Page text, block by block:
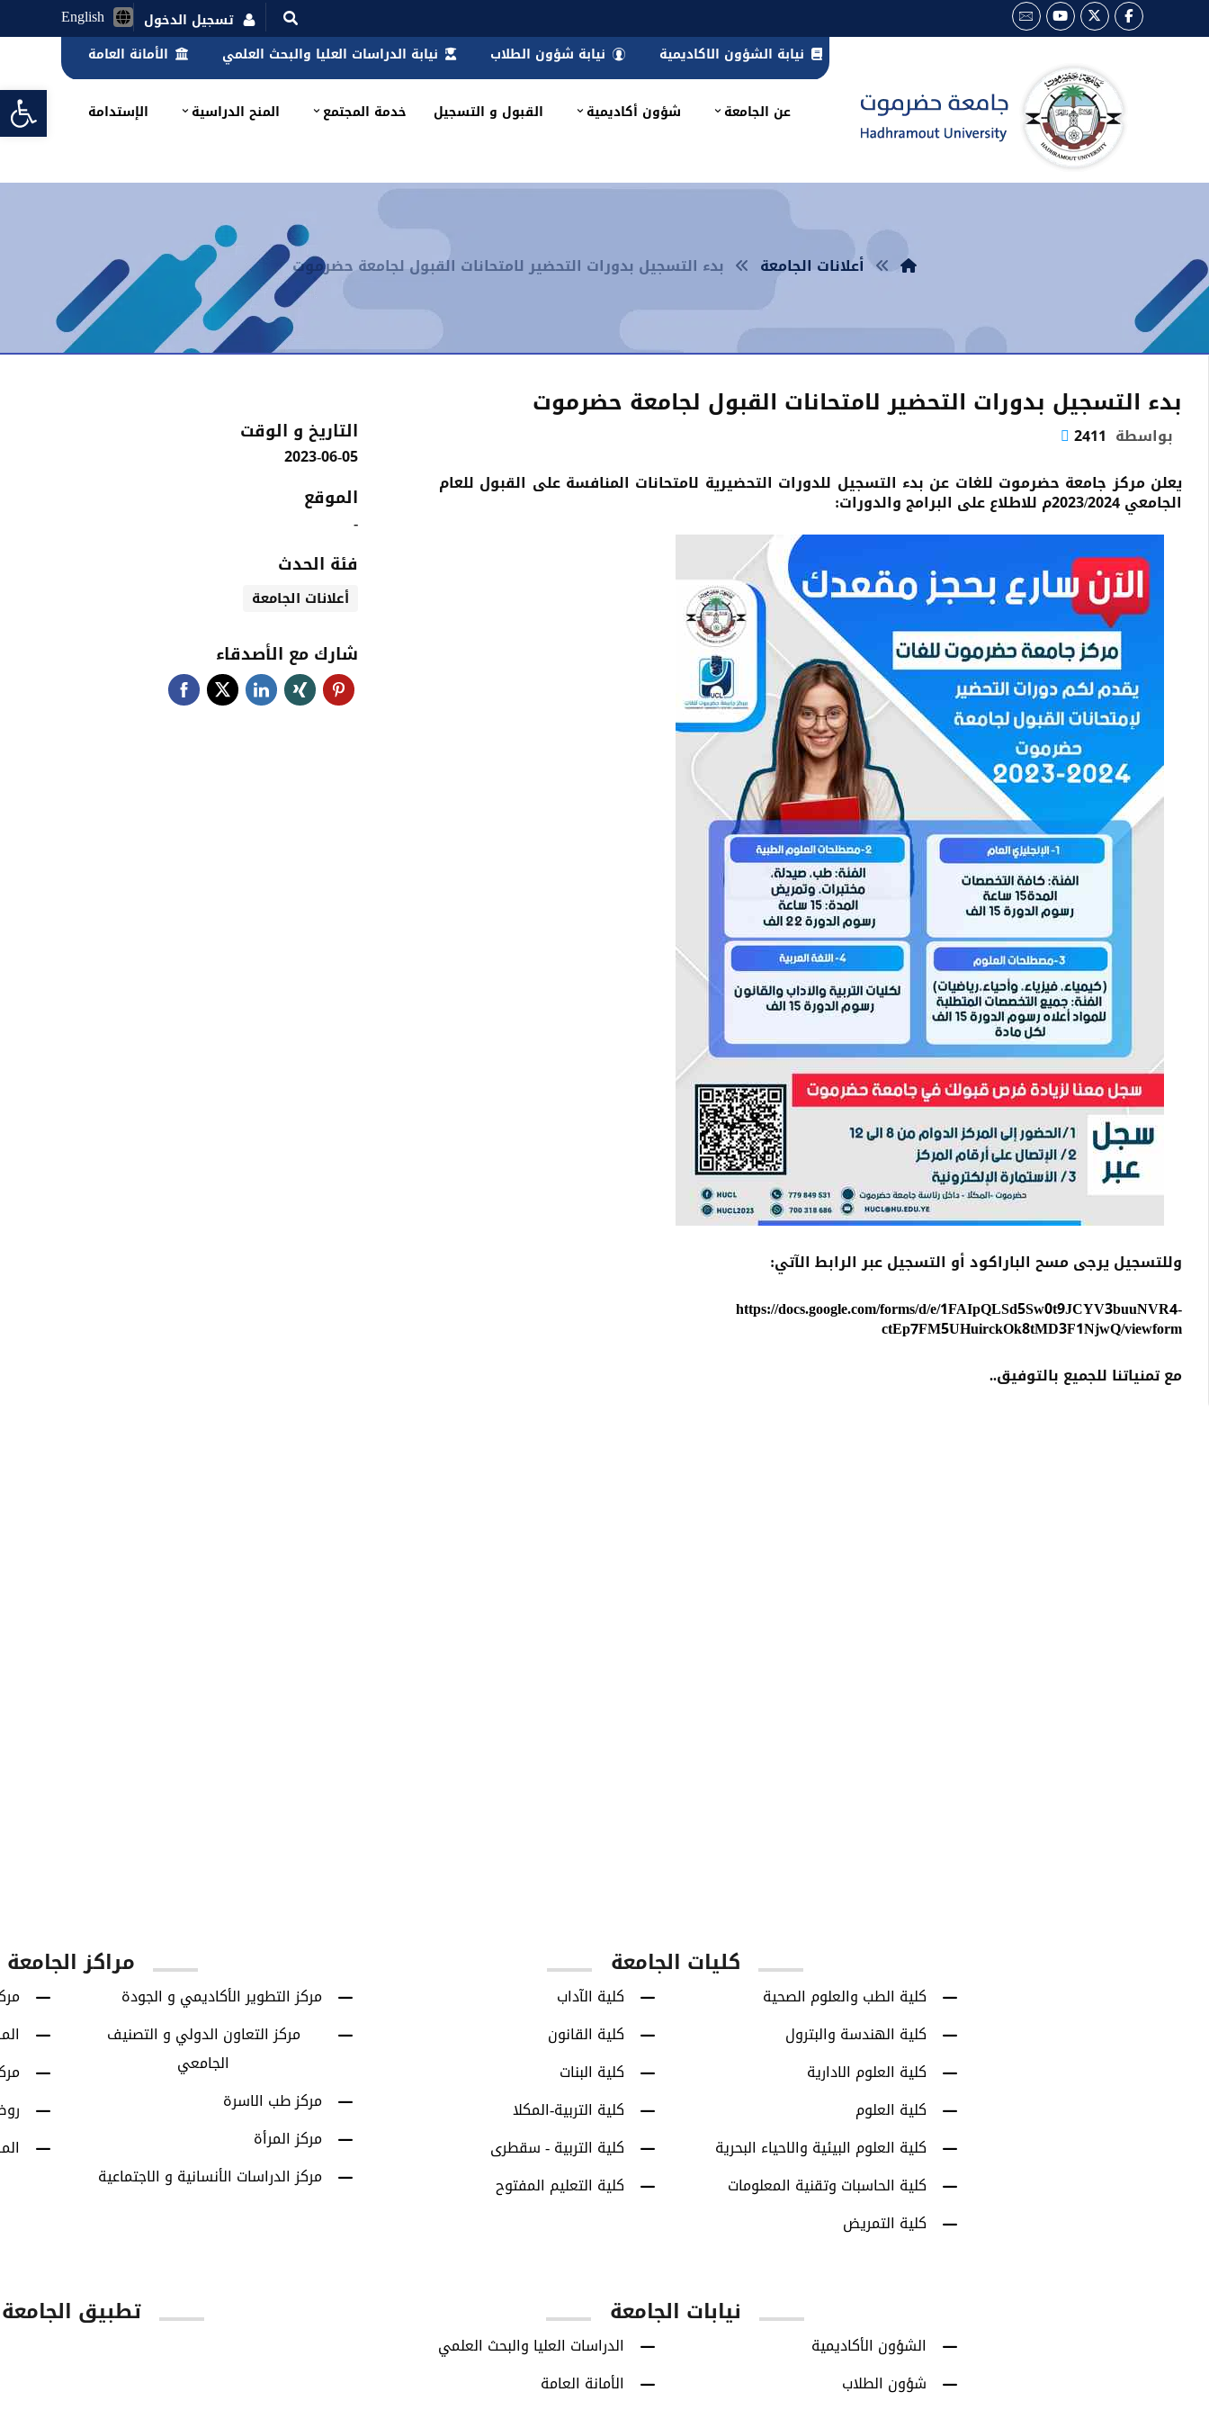
English
تسجيل الدخول
نيابة الشؤون الاكاديمية
نيابة شؤون الطلاب نيابة الدراسات العليا والبحث العلمي الأمانة العامة
عن الجامعة شؤون أكاديمية القبول و التسجيل خدمة المجتمع المنح الدراسية الإستدامة
أعلانات الجامعة بدء التسجيل بدورات التحضير لامتحانات القبول لجامعة حضرموت
بدء التسجيل بدورات التحضير لامتحانات القبول لجامعة حضرموت
بواسطة 2411
يعلن مركز جامعة حضرموت للغات عن بدء التسجيل للدورات التحضيرية لامتحانات المنافسة على القبول للعام
الجامعي 2023/2024م للاطلاع على البرامج والدورات:
وللتسجيل يرجى مسح الباراكود أو التسجيل عبر الرابط الآتي:
https://docs.google.com/forms/d/e/1FAIpQLSd5Sw0t9JCYV3buuNVR4-
ctEp7FM5UHuirckOk8tMD3F1NjwQ/viewform
مع تمنياتنا للجميع بالتوفيق..
التاريخ و الوقت
2023-06-05
الموقع
-
فئة الحدث
أعلانات الجامعة
شارك مع الأصدقاء
مراكز الجامعة
مركز التطوير الأكاديمي و الجودة
مركز التعاون الدولي و التصنيف
الجامعي
مركز طب الاسرة
مركز المرأة
مركز الدراسات الأنسانية و الاجتماعية
كليات الجامعة
كلية الآداب
كلية القانون
كلية البنات
كلية التربية-المكلا
كلية التربية - سقطرى
كلية التعليم المفتوح
كلية الطب والعلوم الصحية
كلية الهندسة والبترول
كلية العلوم الادارية
كلية العلوم
كلية العلوم البيئية والاحياء البحرية
كلية الحاسبات وتقنية المعلومات
كلية التمريض
تطبيق الجامعة نيابات الجامعة
الدراسات العليا والبحث العلمي
الأمانة العامة
الشؤون الأكاديمية
شؤون الطلاب